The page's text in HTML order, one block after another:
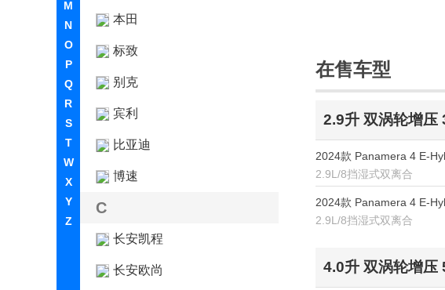
M
N
O
P
Q
R
S
T
W
X
Y
Z
本田
标致
别克
宾利
比亚迪
博速
C
长安凯程
长安欧尚
在售车型
2.9升 双涡轮增压
2024款 Panamera 4 E-
2.9L/8挡湿式双离合
2024款 Panamera 4 E-
2.9L/8挡湿式双离合
4.0升 双涡轮增压